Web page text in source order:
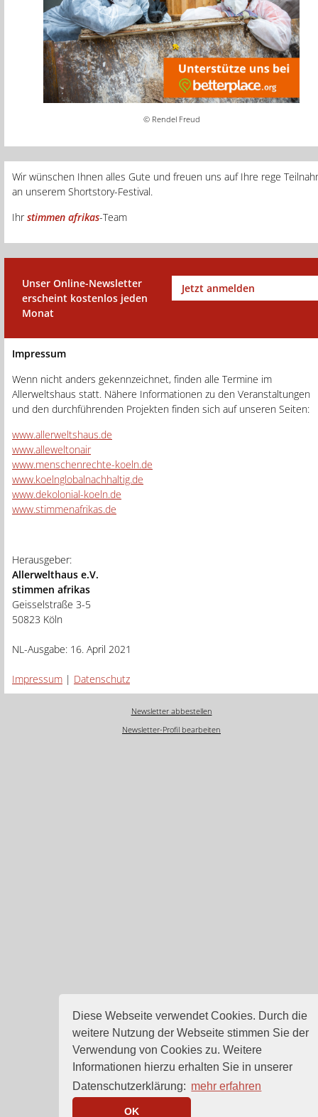
Diese Webseite verwendet Cookies. Durch die
weitere Nutzung der Webseite stimmen Sie der
Verwendung von Cookies zu. Weitere
Informationen hierzu erhalten Sie in unserer
Datenschutzerklärung: mehr erfahren
OK
© Rendel Freud
Wir wünschen Ihnen alles Gute und freuen uns auf Ihre rege
an unserem Shortstory-Festival.
Ihrstimmen afrikas-Team
Unser Online-Newsletter
erscheint kostenlos jeden
Monat
Jetzt anmelden
Impressum
Wenn nicht anders gekennzeichnet, finden alle Termine im
Allerweltshaus statt. Nähere Informationen zu den Veranstaltungen
und den durchführenden Projekten finden sich auf unseren Seiten:
www.allerweltshaus.de
www.alleweltonair
www.menschenrechte-koeln.de
www.koelnglobalnachhaltig.de
www.dekolonial-koeln.de
www.stimmenafrikas.de
Herausgeber:
Allerwelthaus e.V.
stimmen afrikas
Geisselstraße 3-5
50823 Köln
NL-Ausgabe: 16. April 2021
Impressum | Datenschutz
Newsletter abbestellen
Newsletter-Profil bearbeiten